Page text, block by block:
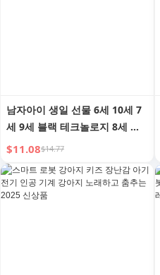
남자아이 생일 선물 6세 10세 7
세 9세 블랙 테크놀로지 8세 로
봇 강아지 어린이 2025 3세 5세
$11.08$14.77